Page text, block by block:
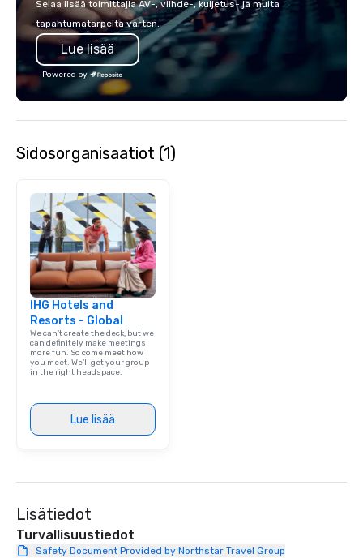
Selaa lisää toimittajia AV-, viihde-, kuljetus- ja muita
tapahtumatarpeita varten.
Lue lisää
Powered by
Sidosorganisaatiot (1)
IHG Hotels and
Resorts - Global
We can't create the deck, but we
can definitely make meetings
more fun. So come meet how
you meet. We'll get your group
in the right headspace.
Lue lisää
Lisätiedot
Turvallisuustiedot
Safety Document Provided by Northstar Travel Group